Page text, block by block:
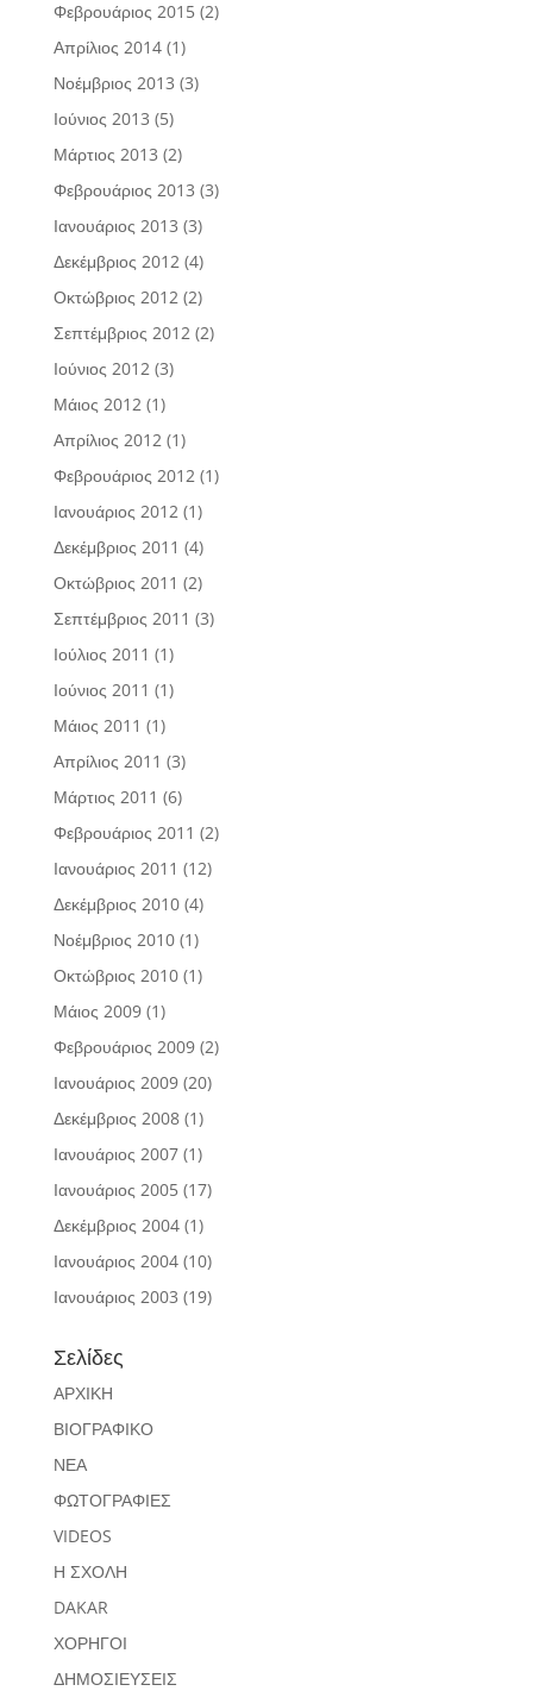
Φεβρουάριος 2015(2)
Απρίλιος 2014(1)
Νοέμβριος 2013 (3)
Ιούνιος 2013 (5)
Μάρτιος 2013 (2)
Φεβρουάριος 2013 (3)
Ιανουάριος 2013 (3)
Δεκέμβριος 2012(4)
Οκτώβριος 2012(2)
Σεπτέμβριος 2012(2)
Ιούνιος 2012(3)
Μάιος 2012(1)
Απρίλιος 2012(1)
Φεβρουάριος 2012(1)
Ιανουάριος 2012(1)
Δεκέμβριος 2011 (4)
Οκτώβριος 2011 (2)
Σεπτέμβριος 2011 (3)
Ιούλιος 2011 (1)
Ιούνιος 2011 (1)
Μάιος 2011 (1)
Απρίλιος 2011 (3)
Μάρτιος 2011 (6)
Φεβρουάριος 2011 (2)
Ιανουάριος 2011 (12)
Δεκέμβριος 2010(4)
Νοέμβριος 2010(1)
Οκτώβριος 2010(1)
Μάιος 2009(1)
Φεβρουάριος 2009(2)
Ιανουάριος 2009(20)
Δεκέμβριος 2008(1)
Ιανουάριος 2007(1)
Ιανουάριος 2005(17)
Δεκέμβριος 2004(1)
Ιανουάριος 2004(10)
Ιανουάριος 2003 (19)
Σελίδες
ΑΡΧΙΚΗ
ΒΙΟΓΡΑΦΙΚΟ
ΝΕΑ
ΦΩΤΟΓΡΑΦΙΕΣ
VIDEOS
Η ΣΧΟΛΗ
DAKAR
ΧΟΡΗΓΟΙ
ΔΗΜΟΣΙΕΥΣΕΙΣ